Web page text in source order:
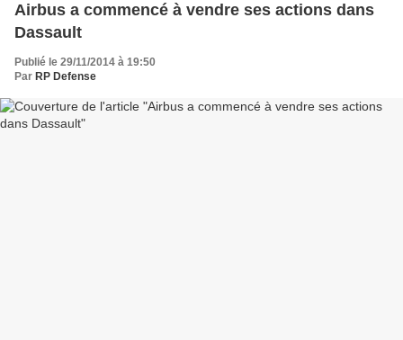
Airbus a commencé à vendre ses actions dans
Dassault
Publié le 29/11/2014 à 19:50
Par RP Defense